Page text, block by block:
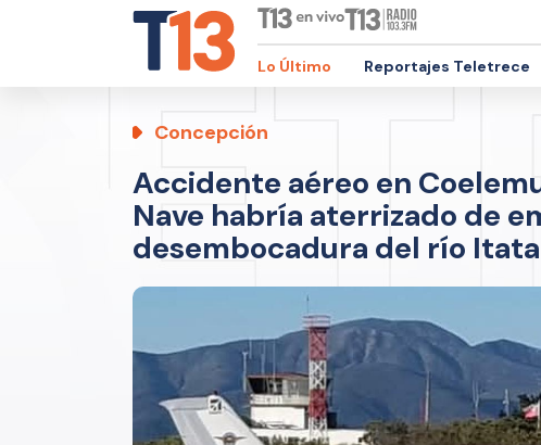
Lo Último Reportajes Teletrece
Concepción
Accidente aéreo en
Nave habría aterrizado de
desembocadura del río Itata